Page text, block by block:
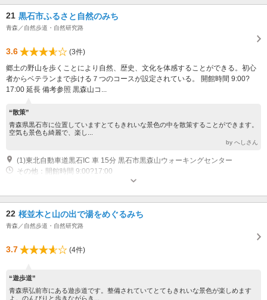
21 黒石市ふるさと自然のみち
青森／自然歩道・自然研究路
3.6
(3件)
郷土の野山を歩くことにより自然、歴史、文化を体感することができる。初心
者からベテランまで歩ける７つのコースが設定されている。 開館時間 9:00?
17:00 延長 備考参照 黒森山コ...
“散策”
青森県黒石市に位置していますとてもきれいな景色の中を散策することができます。
空気も景色も綺麗で、楽し...
by へしさん
(1)東北自動車道黒石IC 車 15分 黒石市黒森山ウォーキングセンター
その他：開館時間 9:00?17:00
22 桜並木と山の出で湯をめぐるみち
青森／自然歩道・自然研究路
3.7 (4件)
“遊歩道”
青森県弘前市にある遊歩道です。整備されていてとてもきれいな景色が楽しめます
よ。のんびりと歩きながらき...